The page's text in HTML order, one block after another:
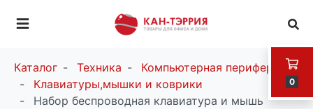
0
Каталог Техника
Компьютерная периферия
Клавиатуры,мышки и коврики
Набор беспроводная клавиатура и мышь